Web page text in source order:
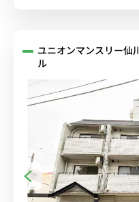
ユニオンマンスリー仙
ル